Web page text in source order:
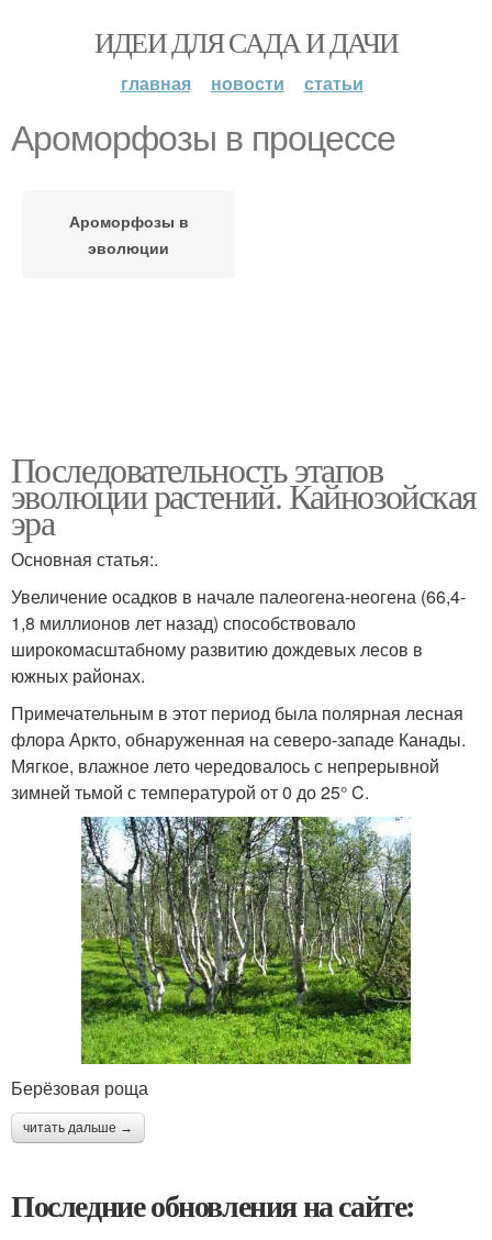
ИДЕИ ДЛЯ САДА И ДАЧИ
главная новости статьи
Ароморфозы в процессе
Ароморфозы в
эволюции
Последовательность этапов
эволюции растений. Кайнозойская
эра
Основная статья:.
Увеличение осадков в начале палеогена-неогена (66,4-
1,8 миллионов лет назад) способствовало
широкомасштабному развитию дождевых лесов в
южных районах.
Примечательным в этот период была полярная лесная
флора Аркто, обнаруженная на северо-западе Канады.
Мягкое, влажное лето чередовалось с непрерывной
зимней тьмой с температурой от 0 до 25° C.
Берёзовая роща
читать дальше →
Последние обновления на сайте: